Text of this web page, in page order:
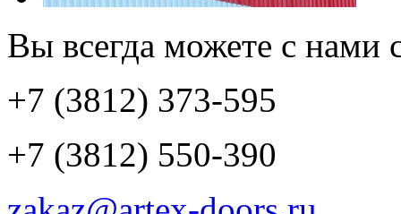
Вы всегда можете с нами
+7 (3812) 373-595
+7 (3812) 550-390